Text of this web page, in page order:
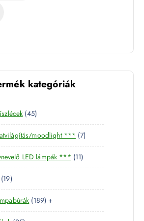
kategóriák
454
5
t
e
r
m
k
moodlight *** 77
t
r
é
LED lámpák *** 111
1
e
m
191
9
t
e
1891
8
+